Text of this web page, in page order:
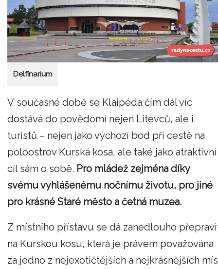
Delfínarium
V současné době se Klaipéda čím dál víc
dostává do povědomí nejen Litevců, ale i
turistů – nejen jako výchozí bod při cestě na
poloostrov Kurská kosa, ale také jako atraktivní
cíl sám o sobě. Pro mládež zejména díky
svému vyhlášenému nočnímu životu, pro jiné
pro krásné Staré město a četná muzea.
Z místního přístavu se dá zanedlouho
na Kurskou kosu, která je právem považována
za jedno z nejexotičtějších a nejkrásnějších